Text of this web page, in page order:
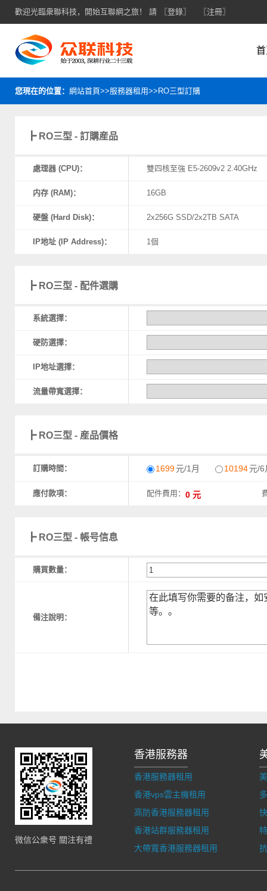
歡迎光臨衆聯科技，開始互聯網之旅！ 請 〖登錄〗 〖注冊〗
您現在的位置： 網站首頁>>服務器租用>>RO三型訂購
┣ RO三型 - 訂購産品
處理器 (CPU)： 雙四核至強 E5-2609v2 2.40GHz
内存 (RAM)： 16GB
硬盤 (Hard Disk)： 2x256G SSD/2x2TB SATA
IP地址 (IP Address)： 1個
┣ RO三型 - 配件選購
系統選擇：
硬防選擇：
IP地址選擇：
流量帶寬選擇：
┣ RO三型 - 産品價格
訂購時間： 1699元/1月 10194元/6
應付款項： 配件費用：
┣ RO三型 - 帳号信息
購買數量：
備注說明：
微信公衆号 關注有禮
香港服務器
香港服務器租用
香港vps雲主機租用
高防香港服務器租用
香港站群服務器租用
大帶寬香港服務器租用